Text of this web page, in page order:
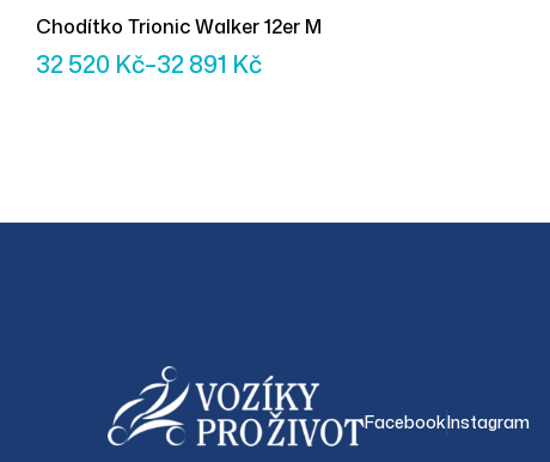
Chodítko Trionic Walker 12er M
32 520 Kč–32 891 Kč
FacebookInstagram